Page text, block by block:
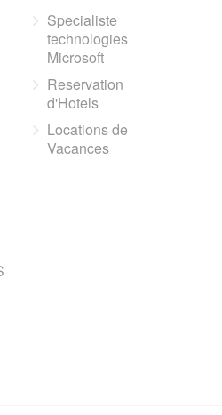
Specialiste
technologies
Microsoft
Reservation
d'Hotels
Locations de
Vacances